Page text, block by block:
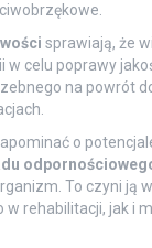
sprawiają, że
w celu poprawy
na powrót
o
To czyni ją
rehabilitacji, jak i